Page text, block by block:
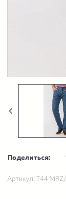
Поделиться:
Артикул:T44